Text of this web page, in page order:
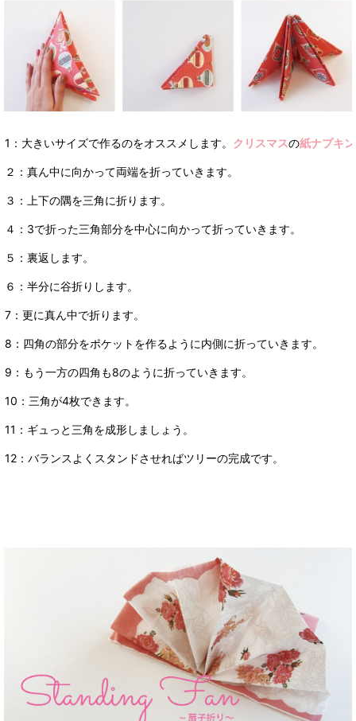
1：大きいサイズで作るのをオススメします。 クリスマスの紙ナプキン
２：真ん中に向かって両端を折っていきます。
３：上下の隅を三角に折ります。
４：3で折った三角部分を中心に向かって折っていきます。
５：裏返します。
６：半分に谷折りします。
7：更に真ん中で折ります。
8：四角の部分をポケットを作るように内側に折っていきます。
9：もう一方の四角も8のように折っていきます。
10：三角が4枚できます。
11：ギュっと三角を成形しましょう。
12：バランスよくスタンドさせればツリーの完成です。